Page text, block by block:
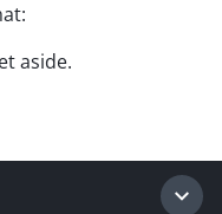
aside.